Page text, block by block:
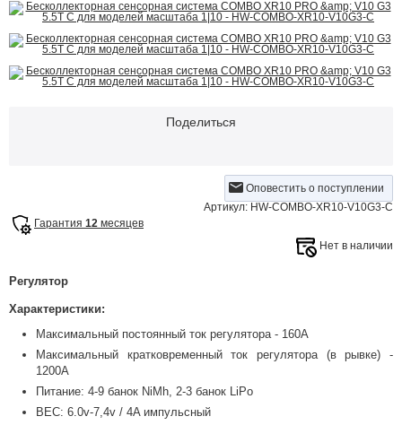
Поделиться
Оповестить о поступлении
Артикул: HW-COMBO-XR10-V10­G3­-C
Гарантия 12 месяцев
Нет в наличии
Регулятор
Характеристики:
Максимальный постоянный ток регулятора - 160А
Максимальный кратковременный ток регулятора (в рывке) -
1200А
Питание: 4-9 банок NiMh, 2-3 банок LiPo
BEC: 6.0v-7,4v / 4A импульсный